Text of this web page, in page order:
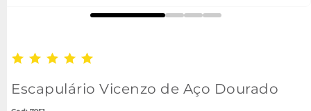
Escapulário Vicenzo de Aço Dourado